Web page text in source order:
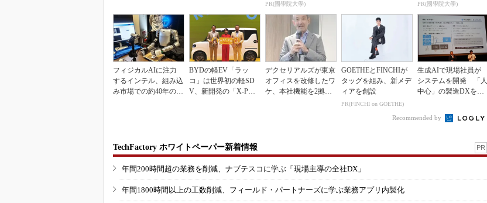
PR(國學院大學) PR(國學院大學)
フィジカルAIに注力
するインテル、組み込
み市場での約40年の実
BYDの軽EV「ラッ
コ」は世界初の軽SD
V、新開発の「X-PAC
デクセリアルズが東京
オフィスを改修したワ
ケ、本社機能を2拠点
GOETHEとFINCHIが
タッグを組み、新メデ
ィアを創設
PR(FINCHI on GOETHE)
生成AIで現場社員が
システムを開発 「人
中心」の製造DXを自
Recommended by
TechFactory ホワイトペーパー新着情報 PR
年間200時間超の業務を削減、ナブテスコに学ぶ「現場主導の全社DX」
年間1800時間以上の工数削減、フィールド・パートナーズに学ぶ業務アプリ内製化